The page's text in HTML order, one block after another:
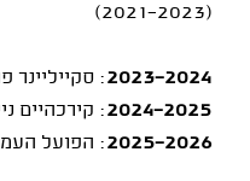
(2021-2023)
2023-2024: סקייליינר
2024-2025: קירכהיים
2025-2026: הפועל